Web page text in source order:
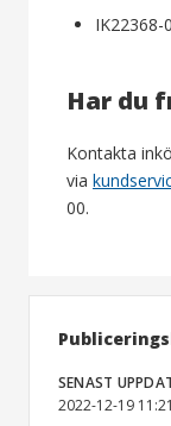
IK22368-
Har du
Kontakta
via
00.
SENAST
2022-12-19 11:21